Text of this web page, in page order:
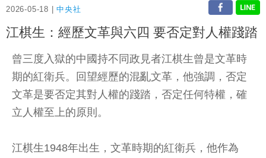
2026-05-18 |中央社
江棋生：經歷文革與六四 要否定對人權踐踏
曾三度入獄的中國持不同政見者江棋生曾是文革時
期的紅衛兵。回望經歷的混亂文革，他強調，否定
文革是要否定其對人權的踐踏，否定任何特權，確
立人權至上的原則。
江棋生1948年出生，文革時期的紅衛兵，他作為